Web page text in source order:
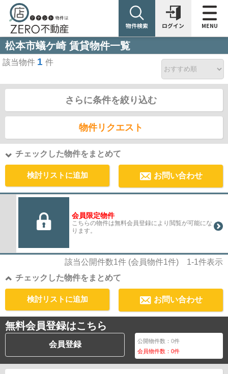
物件検索 ログイン MENU
松本市蟻ケ崎 賃貸物件一覧
該当物件 1 件
さらに条件を絞り込む
物件リクエスト
チェックした物件をまとめて
検討リストに追加 お問い合わせ
会員限定物件
こちらの物件は無料会員登録により閲覧が可能にな
ります。
該当公開件数1件 (会員物件1件) 1-1件表示
チェックした物件をまとめて
お問い合わせ
検討リストに追加
無料会員登録はこちら
会員登録 公開物件数：0件
会員物件数：0件